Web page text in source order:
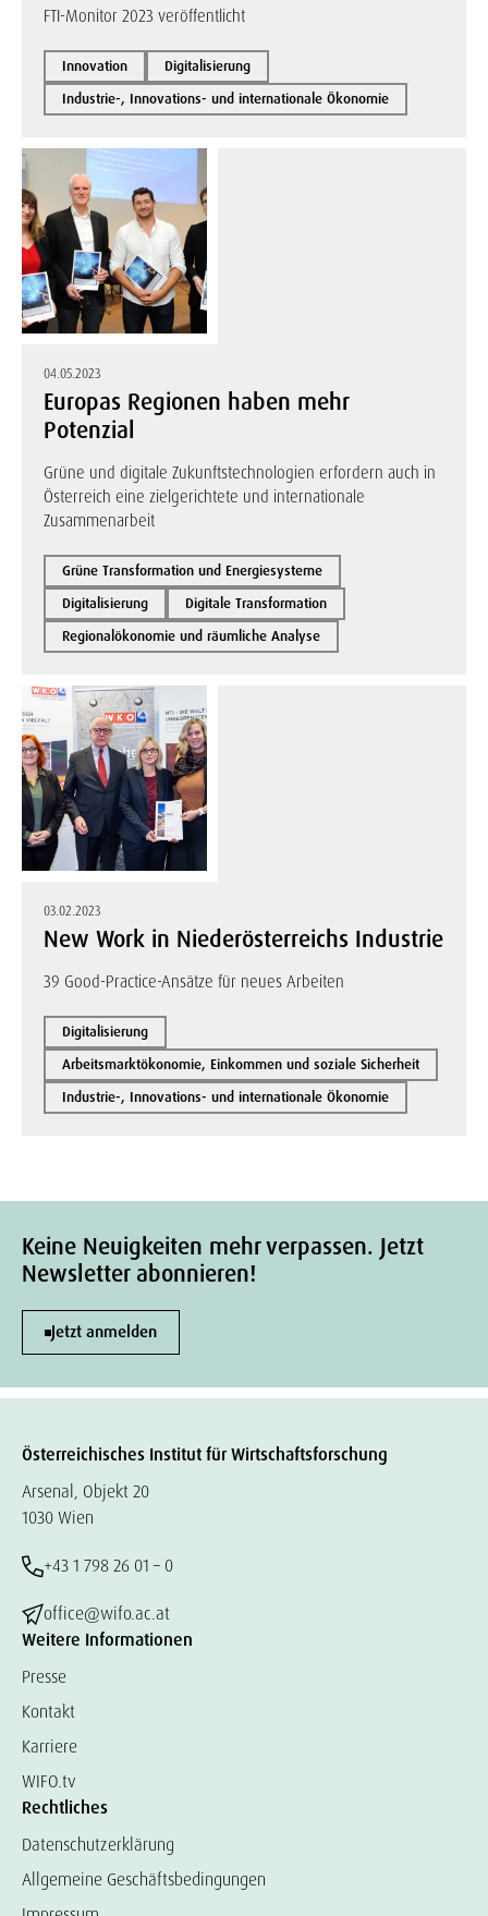
FTI-Monitor 2023 veröffentlicht
Innovation
Digitalisierung
Industrie-, Innovations- und internationale Ökonomie
04.05.2023
Europas Regionen haben mehr
Potenzial
Grüne und digitale Zukunftstechnologien erfordern auch in
Österreich eine zielgerichtete und internationale
Zusammenarbeit
Grüne Transformation und Energiesysteme
Digitalisierung
Digitale Transformation
Regionalökonomie und räumliche Analyse
03.02.2023
New Work in Niederösterreichs Industrie
39 Good-Practice-Ansätze für neues Arbeiten
Digitalisierung
Arbeitsmarktökonomie, Einkommen und soziale Sicherheit
Industrie-, Innovations- und internationale Ökonomie
Keine Neuigkeiten mehr verpassen. Jetzt
Newsletter abonnieren!
Jetzt anmelden
Österreichisches Institut für Wirtschaftsforschung
Arsenal, Objekt 20
1030 Wien
+43 1 798 26 01 – 0
office@wifo.ac.at
Weitere Informationen
Presse
Kontakt
Karriere
WIFO.tv
Rechtliches
Datenschutzerklärung
Allgemeine Geschäftsbedingungen